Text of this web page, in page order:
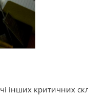
інших критичних